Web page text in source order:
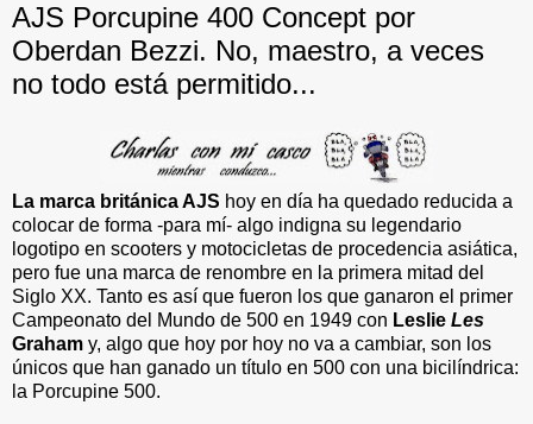
AJS Porcupine 400 Concept por
Oberdan Bezzi. No, maestro, a veces
no todo está permitido...
La marca británica AJS hoy en día ha quedado reducida a
colocar de forma -para mí- algo indigna su legendario
logotipo en scooters y motocicletas de procedencia asiática,
pero fue una marca de renombre en la primera mitad del
Siglo XX. Tanto es así que fueron los que ganaron el primer
Campeonato del Mundo de 500 en 1949 con Leslie Les
Graham y, algo que hoy por hoy no va a cambiar, son los
únicos que han ganado un título en 500 con una bicilíndrica:
la Porcupine 500.